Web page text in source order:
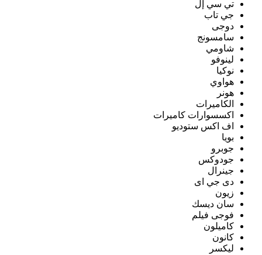
تي سي إل
جي تاب
دوجى
سامسونج
شاومي
لينوفو
نوكيا
هواوي
هونر
الكاميرات
اكسسوارات كاميرات
اف اكس ستوديو
بويا
جوبرو
جودوكس
جينرال
دى جي اى
زيون
سان ديسك
فوجى فيلم
كاميلون
كانون
ليكسر